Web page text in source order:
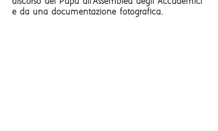
e da una documentazione fotografica.